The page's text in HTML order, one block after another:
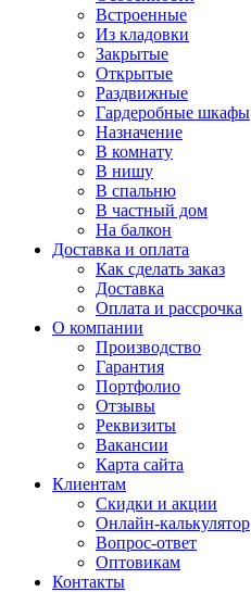
Встроенные
Из кладовки
Закрытые
Открытые
Раздвижные
Гардеробные шкафы
Назначение
В комнату
В нишу
В спальню
В частный дом
На балкон
Доставка и оплата
Как сделать заказ
Доставка
Оплата и рассрочка
О компании
Производство
Гарантия
Портфолио
Отзывы
Реквизиты
Вакансии
Карта сайта
Клиентам
Скидки и акции
Онлайн-калькулятор
Вопрос-ответ
Оптовикам
Контакты